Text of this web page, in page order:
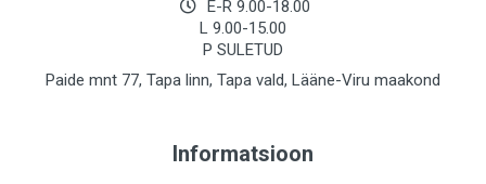
E-R 9.00-18.00
L 9.00-15.00
P SULETUD
Paide mnt 77, Tapa linn, Tapa vald, Lääne-Viru maakond
Informatsioon